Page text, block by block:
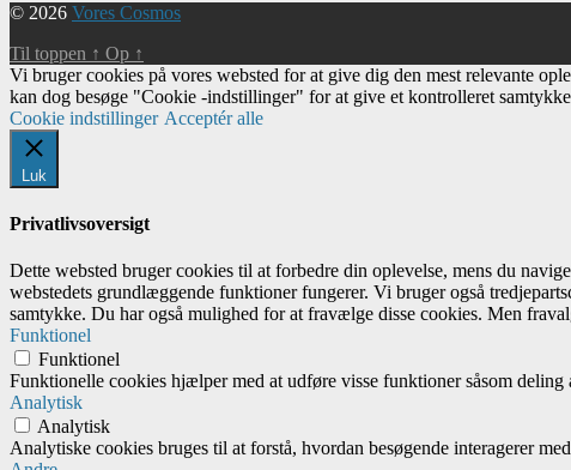
© 2026 Vores Cosmos
Til toppen ↑ Op ↑
Vi bruger cookies på vores websted for at give dig den mest relevante
kan dog besøge "Cookie -indstillinger" for at give et kontrolleret
Cookie indstillinger Acceptér alle
Luk
Privatlivsoversigt
Dette websted bruger cookies til at forbedre din oplevelse, mens du
webstedets grundlæggende funktioner fungerer. Vi bruger også
samtykke. Du har også mulighed for at fravælge disse cookies. Men
Funktionel
Funktionel
Funktionelle cookies hjælper med at udføre visse funktioner såsom
Analytisk
Analytisk
Analytiske cookies bruges til at forstå, hvordan besøgende interagerer